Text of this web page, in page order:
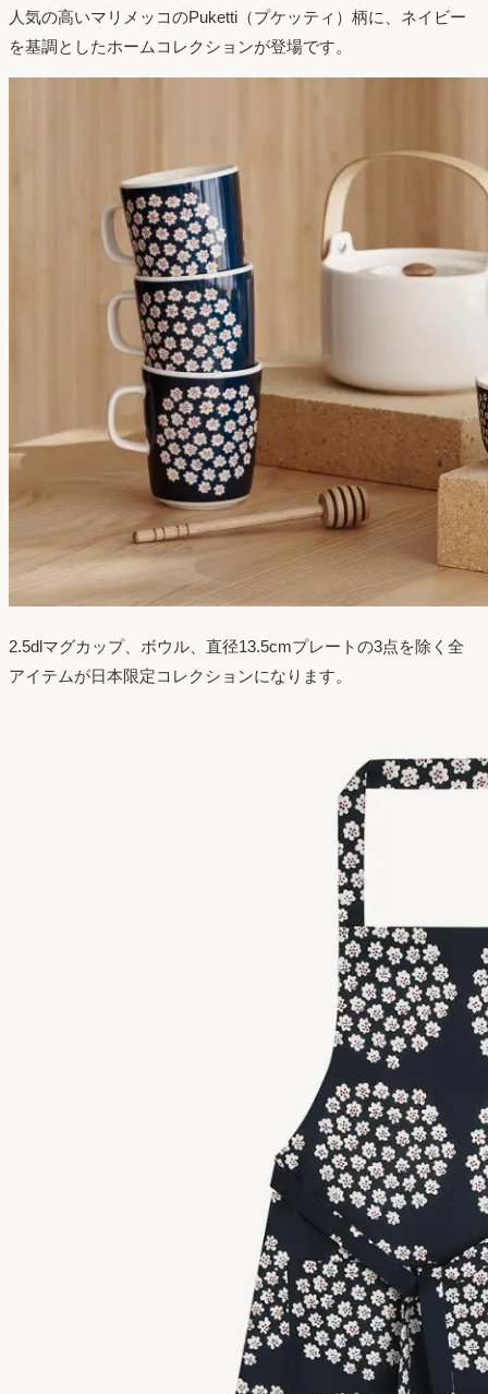
人気の高いマリメッコのPuketti（プケッティ）柄に、ネイビー
を基調としたホームコレクションが登場です。
2.5dlマグカップ、ボウル、直径13.5cmプレートの3点を除く全
アイテムが日本限定コレクションになります。